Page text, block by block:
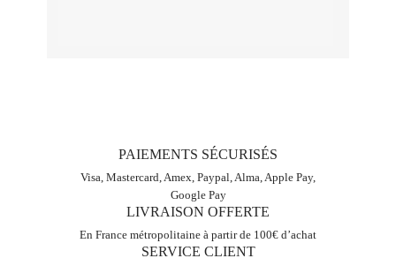
PAIEMENTS SÉCURISÉS
Visa, Mastercard, Amex, Paypal, Alma, Apple Pay,
Google Pay
LIVRAISON OFFERTE
En France métropolitaine à partir de 100€ d’achat
SERVICE CLIENT